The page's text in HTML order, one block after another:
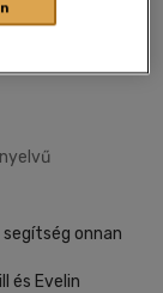
onnan
és Evelin